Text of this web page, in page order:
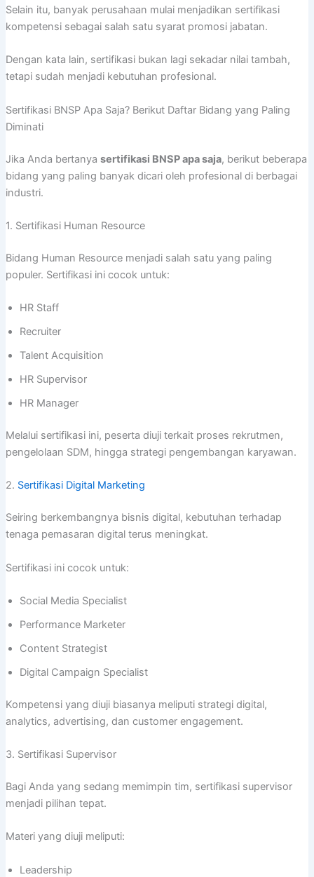
Selain itu, banyak perusahaan mulai menjadikan sertifikasi
kompetensi sebagai salah satu syarat promosi jabatan.
Dengan kata lain, sertifikasi bukan lagi sekadar nilai tambah,
tetapi sudah menjadi kebutuhan profesional.
Sertifikasi BNSP Apa Saja? Berikut Daftar Bidang yang Paling
Diminati
Jika Anda bertanya sertifikasi BNSP apa saja, berikut beberapa
bidang yang paling banyak dicari oleh profesional di berbagai
industri.
1. Sertifikasi Human Resource
Bidang Human Resource menjadi salah satu yang paling
populer. Sertifikasi ini cocok untuk:
HR Staff
Recruiter
Talent Acquisition
HR Supervisor
HR Manager
Melalui sertifikasi ini, peserta diuji terkait proses rekrutmen,
pengelolaan SDM, hingga strategi pengembangan karyawan.
2. Sertifikasi Digital Marketing
Seiring berkembangnya bisnis digital, kebutuhan terhadap
tenaga pemasaran digital terus meningkat.
Sertifikasi ini cocok untuk:
Social Media Specialist
Performance Marketer
Content Strategist
Digital Campaign Specialist
Kompetensi yang diuji biasanya meliputi strategi digital,
analytics, advertising, dan customer engagement.
3. Sertifikasi Supervisor
Bagi Anda yang sedang memimpin tim, sertifikasi supervisor
menjadi pilihan tepat.
Materi yang diuji meliputi:
Leadership